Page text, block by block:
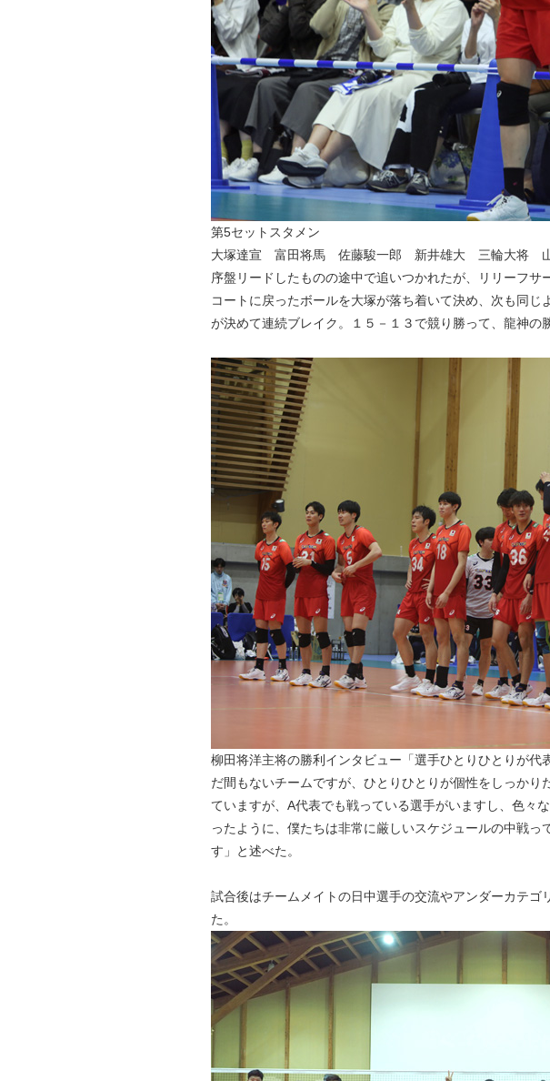
第5セットスタメン
大塚達宣 富田将馬 佐藤駿一郎 新井雄大 三輪大将
序盤リードしたものの途中で追いつかれたが、リリーフサ
コートに戻ったボールを大塚が落ち着いて決め、次も同
が決めて連続ブレイク。１５－１３で競り勝って、龍神の
柳田将洋主将の勝利インタビュー「選手ひとりひとりが代
だ間もないチームですが、ひとりひとりが個性をしっかり
ていますが、A代表でも戦っている選手がいますし、色々
ったように、僕たちは非常に厳しいスケジュールの中戦っ
す」と述べた。
試合後はチームメイトの日中選手の交流やアンダーカテゴ
た。